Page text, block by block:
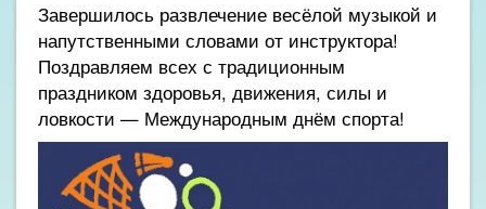
Завершилось развлечение весёлой музыкой и
напутственными словами от инструктора!
Поздравляем всех с традиционным
праздником здоровья, движения, силы и
ловкости — Международным днём спорта!